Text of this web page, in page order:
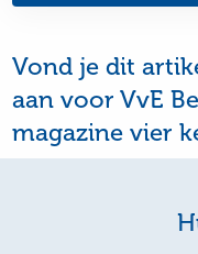
Vond je dit
aan voor VvE
magazine vier